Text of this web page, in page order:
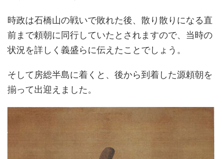
時政は石橋山の戦いで敗れた後、散り散りになる直
前まで頼朝に同行していたとされますので、当時の
状況を詳しく義盛らに伝えたことでしょう。
そして房総半島に着くと、後から到着した源頼朝を
揃って出迎えました。